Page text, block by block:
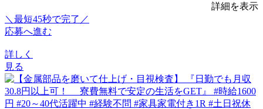
詳細を表示
＼最短45秒で完了／
応募へ進む
詳しく
見る